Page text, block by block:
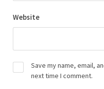
Website
Save my name, email,
next time I comment.